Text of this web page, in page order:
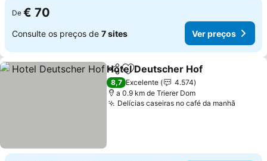
De € 70
Consulte os preços de 7 sites Ver preços
PartilharAdicionar aos favoritos
Hotel Deutscher Hof
8,7 Excelente
4.574
a 0.9 km de Trierer Dom
Delícias caseiras no café da manhã